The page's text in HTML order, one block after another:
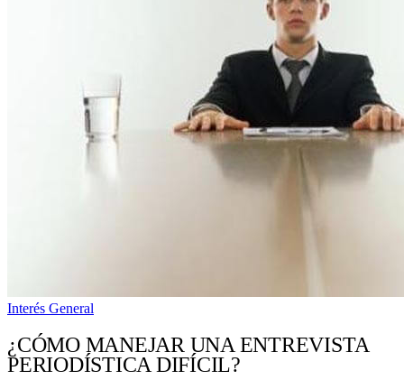
Interés General
¿CÓMO MANEJAR UNA ENTREVISTA
PERIODÍSTICA DIFÍCIL?